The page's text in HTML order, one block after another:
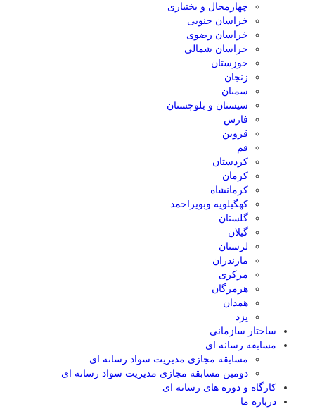
چهارمحال و بختیاری
خراسان جنوبی
خراسان رضوی
خراسان شمالی
خوزستان
زنجان
سمنان
سیستان و بلوچستان
فارس
قزوین
قم
کردستان
کرمان
کرمانشاه
کهگیلویه وبویراحمد
گلستان
گیلان
لرستان
مازندران
مرکزی
هرمزگان
همدان
یزد
ساختار سازمانی
مسابقه رسانه ای
مسابقه مجازی مدیریت سواد رسانه ای
دومین مسابقه مجازی مدیریت سواد رسانه ای
کارگاه و دوره های رسانه ای
درباره ما